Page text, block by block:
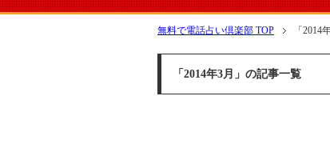
無料で電話占い倶楽部 TOP 「2014
「2014年3月」の記事一覧